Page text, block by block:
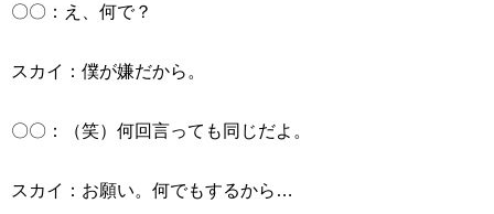
〇〇：え、何で？
スカイ：僕が嫌だから。
〇〇：（笑）何回言っても同じだよ。
スカイ：お願い。何でもするから…